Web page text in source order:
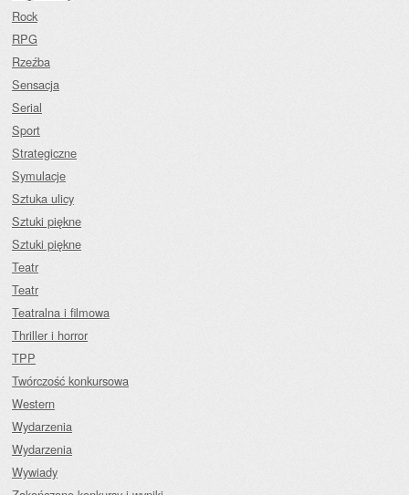
Rock
RPG
Rzeźba
Sensacja
Serial
Sport
Strategiczne
Symulacje
Sztuka ulicy
Sztuki piękne
Sztuki piękne
Teatr
Teatr
Teatralna i filmowa
Thriller i horror
TPP
Twórczość konkursowa
Western
Wydarzenia
Wydarzenia
Wywiady